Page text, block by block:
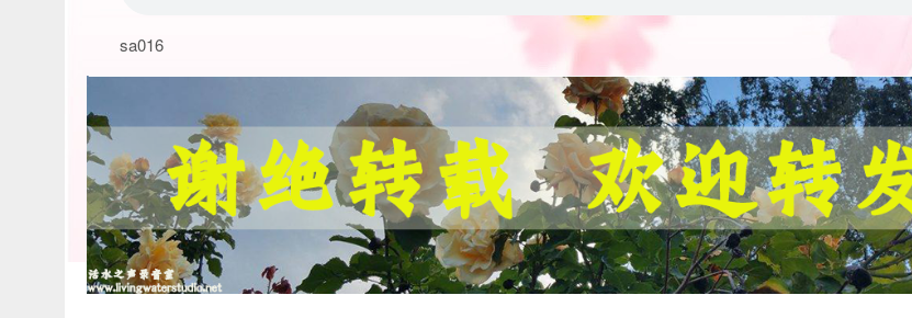
sa016